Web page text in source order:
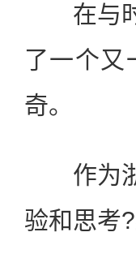
在与时
了一个又
奇。
作为浙
验和思考